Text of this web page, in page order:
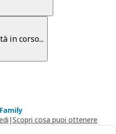
in corso...
|Scopri cosa puoi ottenere